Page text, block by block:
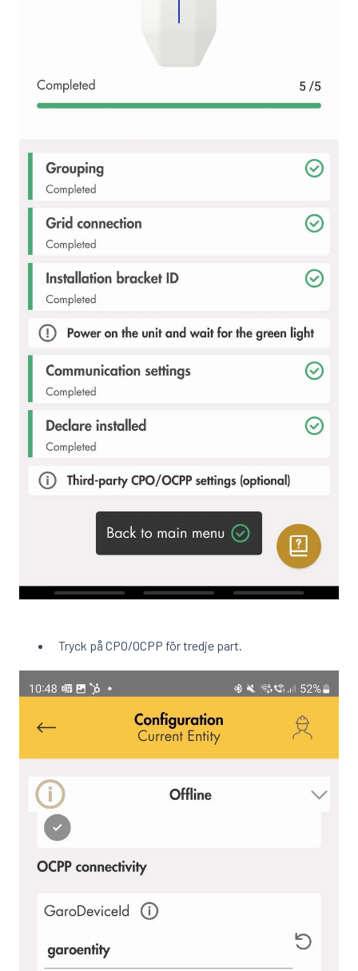
Tryck på CPO/OCPP för tredje part.